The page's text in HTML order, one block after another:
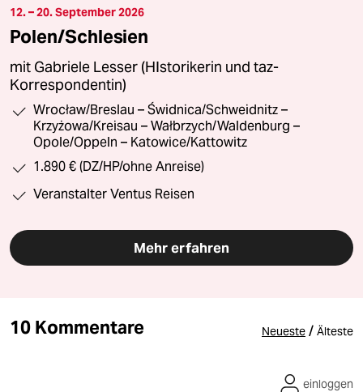
12. – 20. September 2026
Polen/Schlesien
mit Gabriele Lesser (HIstorikerin und taz-
Korrespondentin)
Wrocław/Breslau – Świdnica/Schweidnitz –
Krzyżowa/Kreisau – Wałbrzych/Waldenburg –
Opole/Oppeln – Katowice/Kattowitz
1.890 € (DZ/HP/ohne Anreise)
Veranstalter Ventus Reisen
Mehr erfahren
10 Kommentare Neueste / Älteste
einloggen